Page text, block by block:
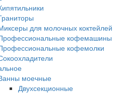
для молочных коктейлей
кофемашины
кофемолки
моечные
Двухсекционные